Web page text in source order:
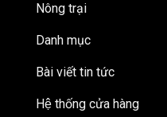
Nông trại
Danh mục
Bài viết tin tức
Hệ thống cửa hàng